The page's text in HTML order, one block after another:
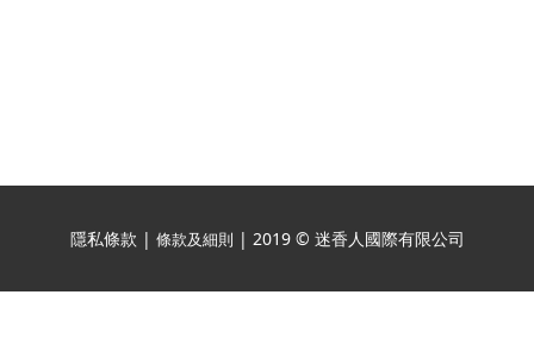
隱私條款 | 條款及細則 | 2019 © 迷香人國際有限公司